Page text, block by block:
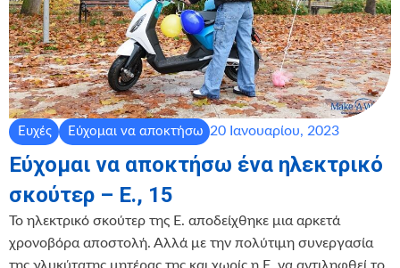
Ευχές Εύχομαι να αποκτήσω 20 Ιανουαρίου, 2023
Εύχομαι να αποκτήσω ένα ηλεκτρικό
σκούτερ – E., 15
Το ηλεκτρικό σκούτερ της Ε. αποδείχθηκε μια αρκετά
χρονοβόρα αποστολή. Αλλά με την πολύτιμη συνεργασία
της γλυκύτατης μητέρας της και χωρίς η Ε. να αντιληφθεί το